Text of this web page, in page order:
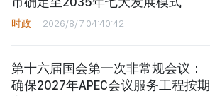
时政 2026/8/7 04:40:42
第十六届国会第一次非常规会议：
确保2027年APEC会议服务工程按期